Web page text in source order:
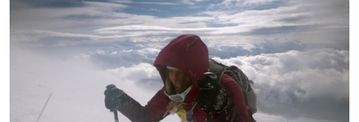
Штормовая одежда
Софтшелл одежда
Куртки
Рубашки
Футболки